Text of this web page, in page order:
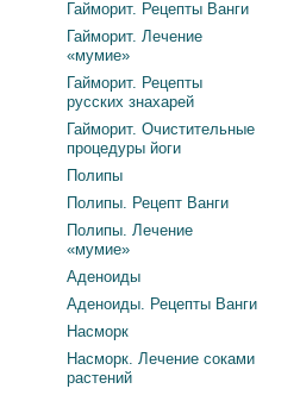
Гайморит. Рецепты Ванги
Гайморит. Лечение
«мумие»
Гайморит. Рецепты
русских знахарей
Гайморит. Очистительные
процедуры йоги
Полипы
Полипы. Рецепт Ванги
Полипы. Лечение
«мумие»
Аденоиды
Аденоиды. Рецепты Ванги
Насморк
Насморк. Лечение соками
растений